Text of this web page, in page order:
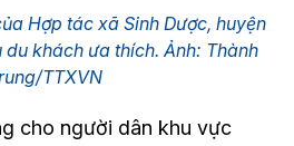
Hợp tác xã Sinh Dược, huyện
du khách ưa thích. Ảnh: Thành
TTXVN
cho người dân khu vực